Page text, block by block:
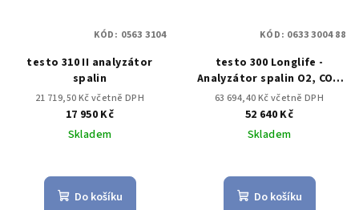
testo 310 II analyzátor
spalin
21 719,50 Kč včetně DPH
17 950 Kč
Skladem
Do košíku
KÓD: 0563 3104
testo 300 Longlife -
Analyzátor spalin O2, CO s
kompenzací H2 až do 30,000
ppm, NO – možnost
doplnění)
63 694,40 Kč včetně DPH
52 640 Kč
Skladem
Do košíku
KÓD: 0633 3004 88